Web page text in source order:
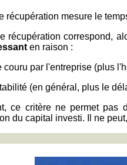
récupération mesure le
récupération correspond,
en raison :
couru par l'entreprise (plus
(en général, plus le
ce critère ne permet
du capital investi. Il ne